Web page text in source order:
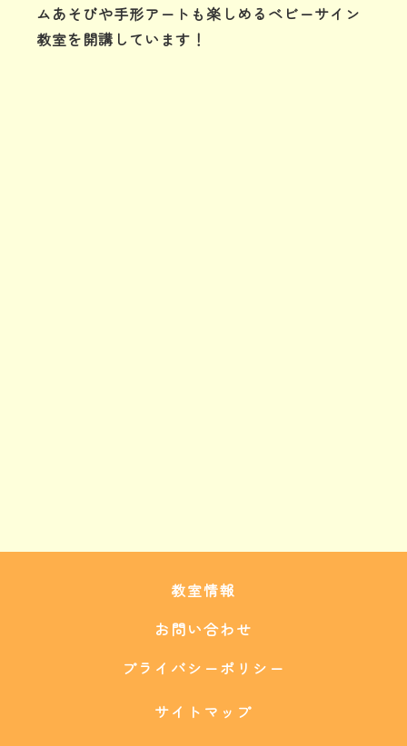
ムあそびや手形アートも楽しめるベビーサイン
教室を開講しています！
教室情報
お問い合わせ
プライバシーポリシー
サイトマップ